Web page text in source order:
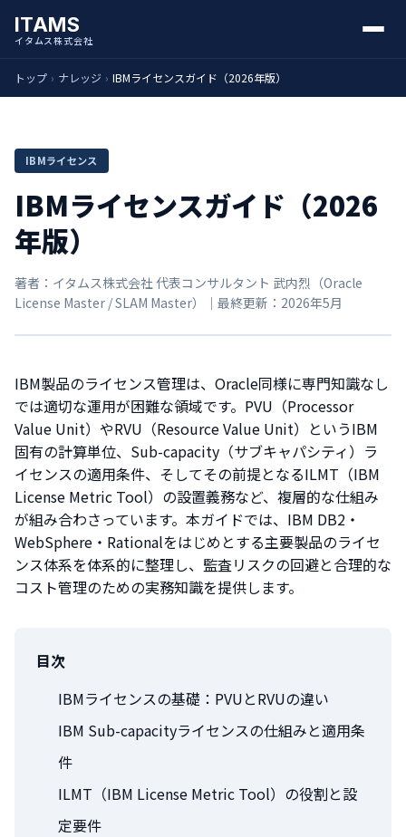
ITAMS
イタムス株式会社
トップ › ナレッジ › IBMライセンスガイド（2026年版）
IBMライセンス
IBMライセンスガイド（2026
年版）
著者：イタムス株式会社 代表コンサルタント 武内烈（Oracle
License Master / SLAM Master）｜最終更新：2026年5月
IBM製品のライセンス管理は、Oracle同様に専門知識なし
では適切な運用が困難な領域です。PVU（Processor
Value Unit）やRVU（Resource Value Unit）というIBM
固有の計算単位、Sub-capacity（サブキャパシティ）ラ
イセンスの適用条件、そしてその前提となるILMT（IBM
License Metric Tool）の設置義務など、複層的な仕組み
が組み合わさっています。本ガイドでは、IBM DB2・
WebSphere・Rationalをはじめとする主要製品のライセ
ンス体系を体系的に整理し、監査リスクの回避と合理的な
コスト管理のための実務知識を提供します。
目次
IBMライセンスの基礎：PVUとRVUの違い
IBM Sub-capacityライセンスの仕組みと適用条
件
ILMT（IBM License Metric Tool）の役割と設
定要件